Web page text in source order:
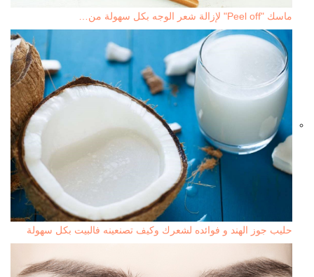
ماسك "Peel off" لإزالة شعر الوجه بكل سهولة من…
حليب جوز الهند و فوائده لشعرك وكيف تصنعينه فالبيت بكل سهولة